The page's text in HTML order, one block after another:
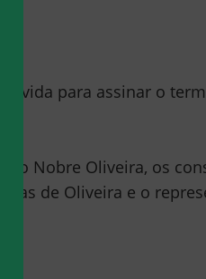
para assinar o
Nobre Oliveira, os
de Oliveira e o